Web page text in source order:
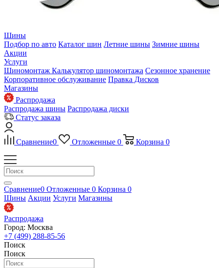
Шины
Подбор по авто Каталог шин Летние шины Зимние шины
Акции
Услуги
Шиномонтаж Калькулятор шиномонтажа Сезонное хранение
Корпоративное обслуживание Правка Дисков
Магазины
Распродажа
Распродажа шины Распродажа диски
Статус заказа
Сравнение0 Отложенные 0 Корзина 0
Сравнение0 Отложенные 0 Корзина 0
Шины Акции Услуги Магазины
Распродажа
Город: Москва
+7 (499) 288-85-56
Поиск
Поиск